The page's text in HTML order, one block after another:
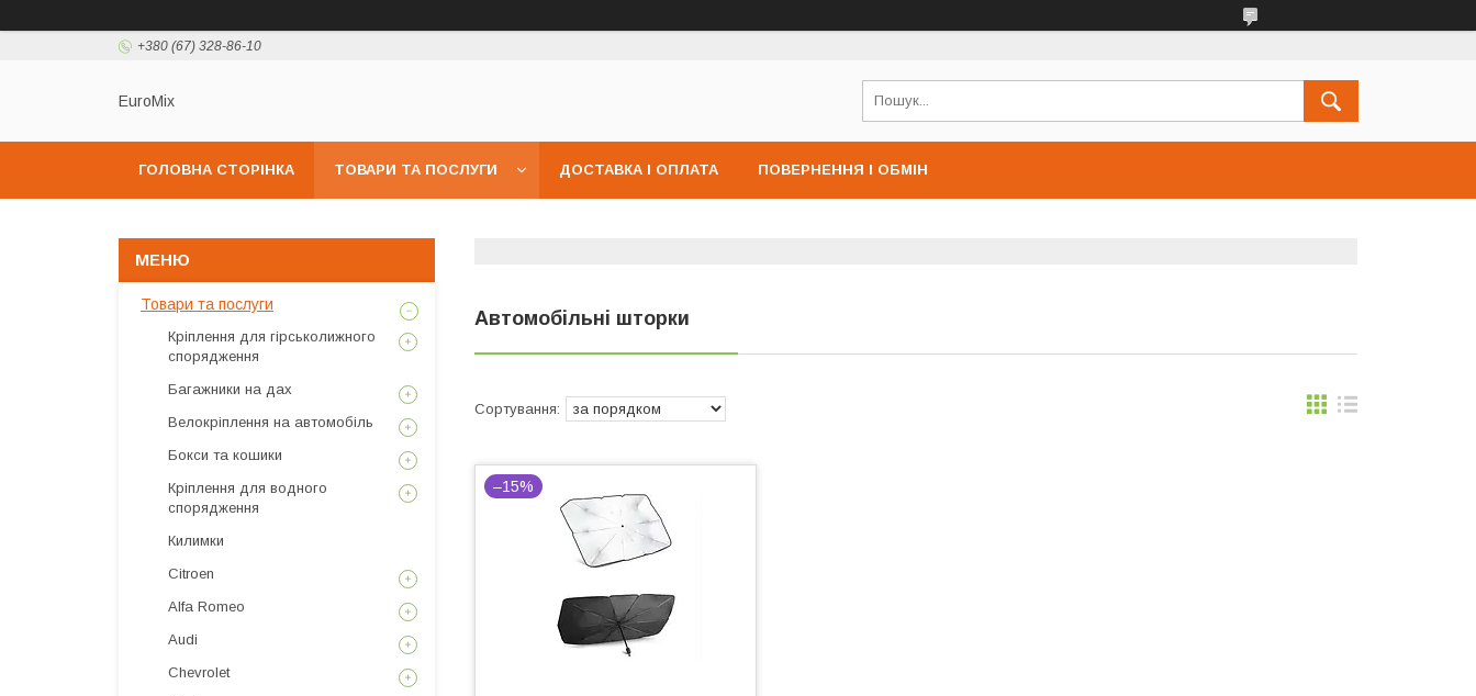
+380 (67) 328-86-10
EuroMix
ГОЛОВНА СТОРІНКА ТОВАРИ ТА ПОСЛУГИ ДОСТАВКА І ОПЛАТА ПОВЕРНЕННЯ І ОБМІН
Автомобільні шторки
–15%
Товари та послуги
Кріплення для гірськолижного
спорядження
Багажники на дах
Велокріплення на автомобіль
Бокси та кошики
Кріплення для водного
спорядження
Килимки
Citroen
Alfa Romeo
Audi
Chevrolet